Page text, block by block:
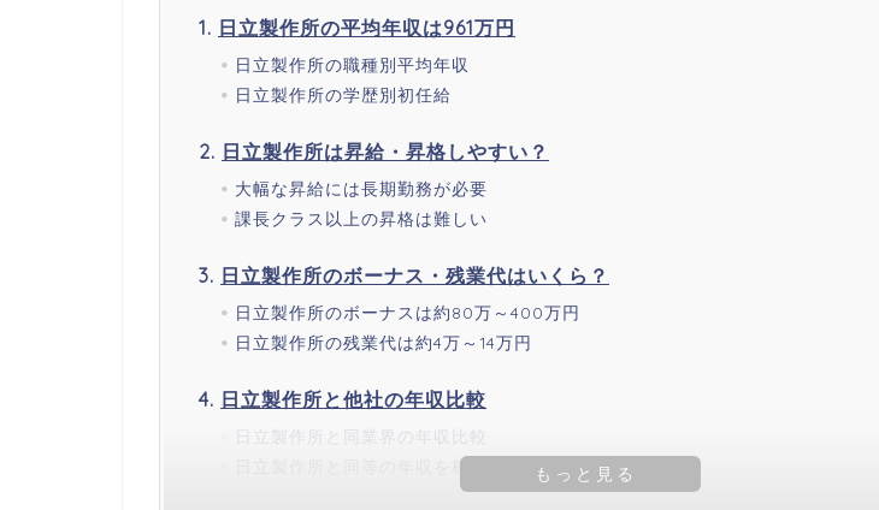
日立製作所の平均年収は961万円
日立製作所の職種別平均年収
日立製作所の学歴別初任給
日立製作所は昇給・昇格しやすい？
大幅な昇給には長期勤務が必要
課長クラス以上の昇格は難しい
日立製作所のボーナス・残業代はいくら？
日立製作所のボーナスは約80万～400万円
日立製作所の残業代は約4万～14万円
日立製作所と他社の年収比較
日立製作所と同業界の年収比較
日立製作所と同等の年収を稼げる企業一覧